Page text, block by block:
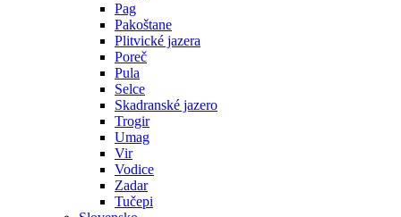
Pag
Pakoštane
Plitvické jazera
Poreč
Pula
Selce
Skadranské jazero
Trogir
Umag
Vir
Vodice
Zadar
Tučepi